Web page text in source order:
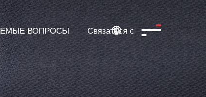
ВОПРОСЫ Связаться с
